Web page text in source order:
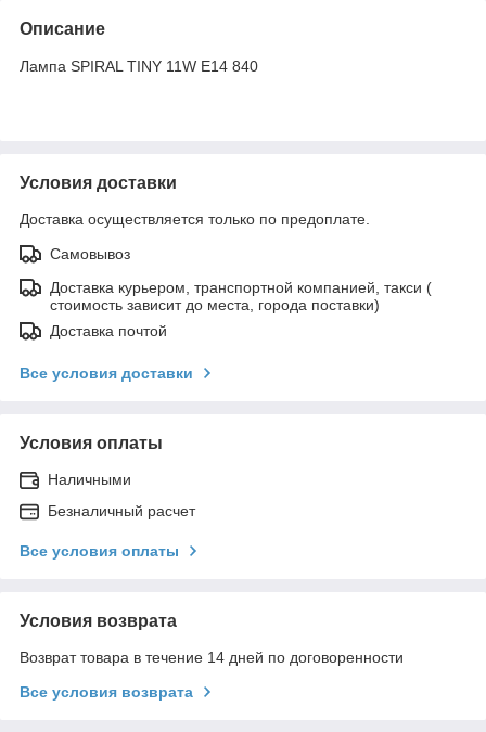
Описание
Лампа SPIRAL TINY 11W E14 840
Условия доставки
Доставка осуществляется только по предоплате.
Самовывоз
Доставка курьером, транспортной компанией, такси (
стоимость зависит до места, города поставки)
Доставка почтой
Все условия доставки
Условия оплаты
Наличными
Безналичный расчет
Все условия оплаты
Условия возврата
Возврат товара в течение 14 дней по договоренности
Все условия возврата